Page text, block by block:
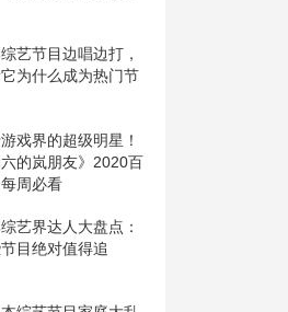
艺节目边唱边打，
为什么成为热门节
戏界的超级明星！
六的岚朋友》2020百
周必看
艺界达人大盘点：
目绝对值得追